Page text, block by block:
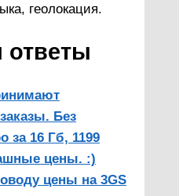
геолокация.
Без
за 16 Гб, 1199
цены. :)
цены на 3GS